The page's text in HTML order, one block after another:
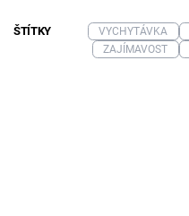
ŠTÍTKY VYCHYTÁVKA
ZAJÍMAVOST